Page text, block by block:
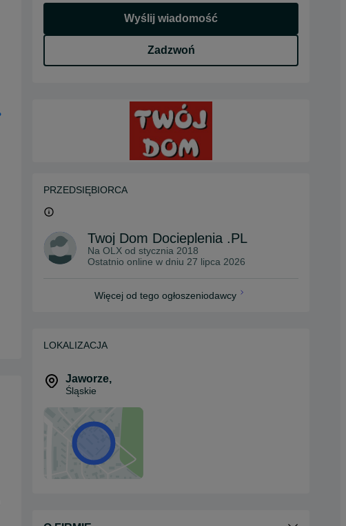
Wyślij wiadomość
Zadzwoń
PRZEDSIĘBIORCA
Twoj Dom Docieplenia .PL
Na OLX od stycznia 2018
Ostatnio online w dniu 27 lipca 2026
Więcej od tego ogłoszeniodawcy
LOKALIZACJA
Jaworze,
Śląskie